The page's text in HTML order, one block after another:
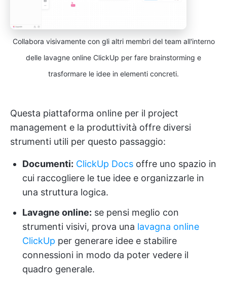
Collabora visivamente con gli altri membri del team all'interno
delle lavagne online ClickUp per fare brainstorming e
trasformare le idee in elementi concreti.
Questa piattaforma online per il project
management e la produttività offre diversi
strumenti utili per questo passaggio:
Documenti: ClickUp Docs offre uno spazio in
cui raccogliere le tue idee e organizzarle in
una struttura logica.
Lavagne online: se pensi meglio con
strumenti visivi, prova una lavagna online
ClickUp per generare idee e stabilire
connessioni in modo da poter vedere il
quadro generale.